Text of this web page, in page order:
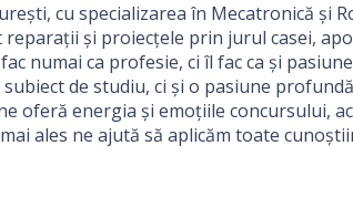
cu specializarea în Mecatronică și
reparații și proiecțele prin jurul casei,
numai ca profesie, ci îl fac ca și
de studiu, ci și o pasiune
oferă energia și emoțiile concursului,
ales ne ajută să aplicăm toate